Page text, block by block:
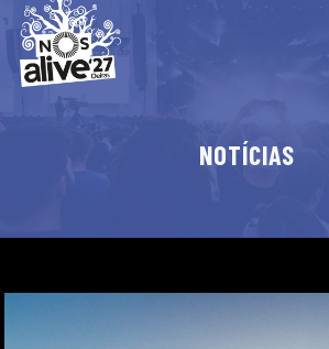
NOTÍCIAS